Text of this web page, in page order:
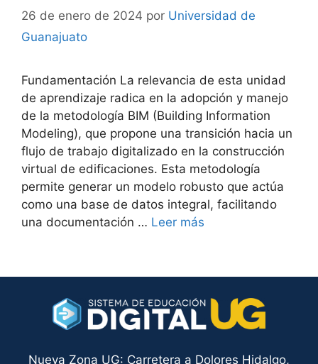
26 de enero de 2024 por Universidad de
Guanajuato
Fundamentación La relevancia de esta unidad
de aprendizaje radica en la adopción y manejo
de la metodología BIM (Building Information
Modeling), que propone una transición hacia un
flujo de trabajo digitalizado en la construcción
virtual de edificaciones. Esta metodología
permite generar un modelo robusto que actúa
como una base de datos integral, facilitando
una documentación … Leer más
Nueva Zona UG: Carretera a Dolores Hidalgo,